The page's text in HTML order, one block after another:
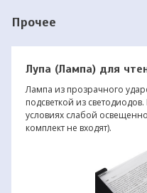
Прочее
Лупа (Лампа) для
Лампа из прозрачного
подсветкой из
условиях слабой
комплект не входят).